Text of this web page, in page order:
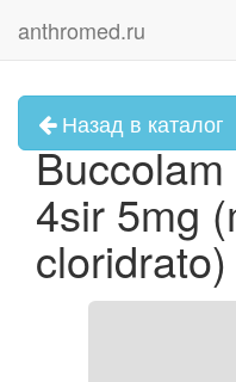
anthromed.ru
Назад в каталог
4sir 5mg
cloridrato)